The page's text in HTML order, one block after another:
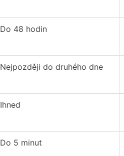
Do 48 hodin
Nejpozději do druhého dne
Ihned
Do 5 minut